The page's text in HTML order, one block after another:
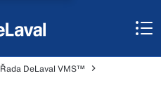
Řada DeLaval VMS™